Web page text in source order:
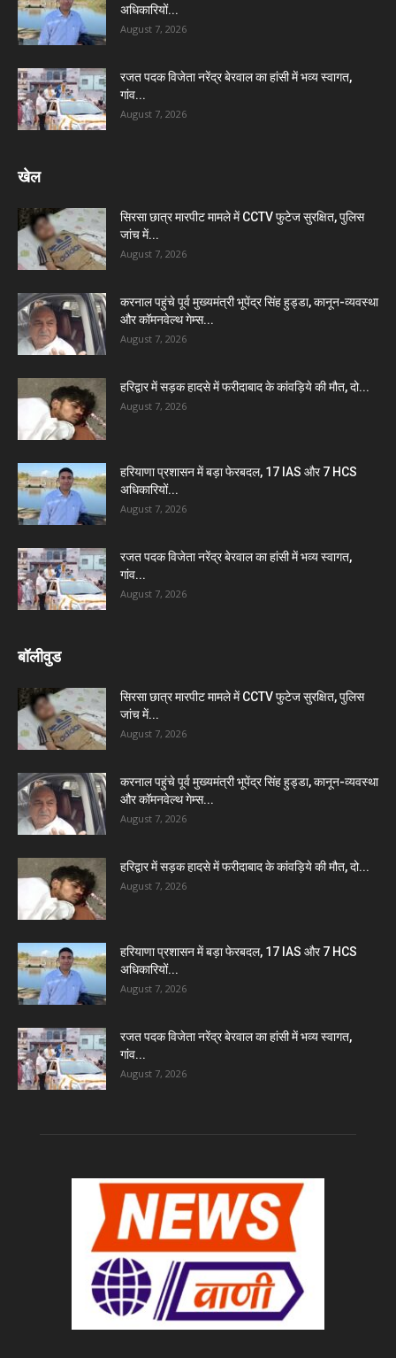
अधिकारियों...
August 7, 2026
रजत पदक विजेता नरेंद्र बेरवाल का हांसी में भव्य स्वागत,
गांव...
August 7, 2026
खेल
सिरसा छात्र मारपीट मामले में CCTV फुटेज सुरक्षित, पुलिस
जांच में...
August 7, 2026
करनाल पहुंचे पूर्व मुख्यमंत्री भूपेंद्र सिंह हुड्डा, कानून-व्यवस्था
और कॉमनवेल्थ गेम्स...
August 7, 2026
हरिद्वार में सड़क हादसे में फरीदाबाद के कांवड़िये की मौत, दो...
August 7, 2026
हरियाणा प्रशासन में बड़ा फेरबदल, 17 IAS और 7 HCS
अधिकारियों...
August 7, 2026
रजत पदक विजेता नरेंद्र बेरवाल का हांसी में भव्य स्वागत,
गांव...
August 7, 2026
बॉलीवुड
सिरसा छात्र मारपीट मामले में CCTV फुटेज सुरक्षित, पुलिस
जांच में...
August 7, 2026
करनाल पहुंचे पूर्व मुख्यमंत्री भूपेंद्र सिंह हुड्डा, कानून-व्यवस्था
और कॉमनवेल्थ गेम्स...
August 7, 2026
हरिद्वार में सड़क हादसे में फरीदाबाद के कांवड़िये की मौत, दो...
August 7, 2026
हरियाणा प्रशासन में बड़ा फेरबदल, 17 IAS और 7 HCS
अधिकारियों...
August 7, 2026
रजत पदक विजेता नरेंद्र बेरवाल का हांसी में भव्य स्वागत,
गांव...
August 7, 2026